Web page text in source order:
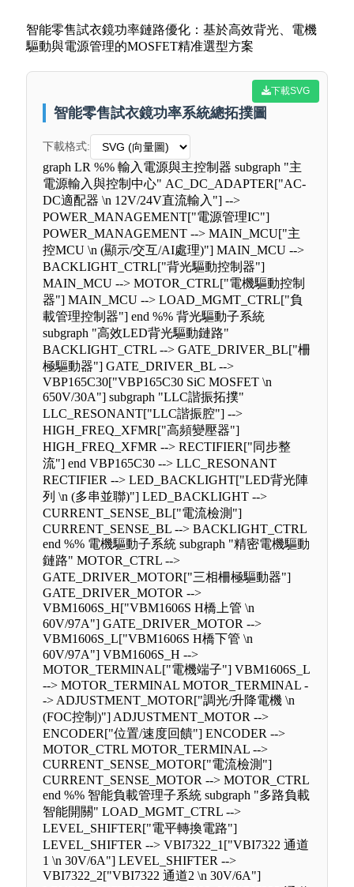
智能零售試衣鏡功率鏈路優化：基於高效背光、電機
驅動與電源管理的MOSFET精准選型方案
下載SVG
智能零售試衣鏡功率系統總拓撲圖
下載格式:
graph LR %% 輸入電源與主控制器 subgraph "主
電源輸入與控制中心" AC_DC_ADAPTER["AC-
DC適配器 \n 12V/24V直流輸入"] -->
POWER_MANAGEMENT["電源管理IC"]
POWER_MANAGEMENT --> MAIN_MCU["主
控MCU \n (顯示/交互/AI處理)"] MAIN_MCU -->
BACKLIGHT_CTRL["背光驅動控制器"]
MAIN_MCU --> MOTOR_CTRL["電機驅動控制
器"] MAIN_MCU --> LOAD_MGMT_CTRL["負
載管理控制器"] end %% 背光驅動子系統
subgraph "高效LED背光驅動鏈路"
BACKLIGHT_CTRL --> GATE_DRIVER_BL["柵
極驅動器"] GATE_DRIVER_BL -->
VBP165C30["VBP165C30 SiC MOSFET \n
650V/30A"] subgraph "LLC諧振拓撲"
LLC_RESONANT["LLC諧振腔"] -->
HIGH_FREQ_XFMR["高頻變壓器"]
HIGH_FREQ_XFMR --> RECTIFIER["同步整
流"] end VBP165C30 --> LLC_RESONANT
RECTIFIER --> LED_BACKLIGHT["LED背光陣
列 \n (多串並聯)"] LED_BACKLIGHT -->
CURRENT_SENSE_BL["電流檢測"]
CURRENT_SENSE_BL --> BACKLIGHT_CTRL
end %% 電機驅動子系統 subgraph "精密電機驅動
鏈路" MOTOR_CTRL -->
GATE_DRIVER_MOTOR["三相柵極驅動器"]
GATE_DRIVER_MOTOR -->
VBM1606S_H["VBM1606S H橋上管 \n
60V/97A"] GATE_DRIVER_MOTOR -->
VBM1606S_L["VBM1606S H橋下管 \n
60V/97A"] VBM1606S_H -->
MOTOR_TERMINAL["電機端子"] VBM1606S_L
--> MOTOR_TERMINAL MOTOR_TERMINAL -
-> ADJUSTMENT_MOTOR["調光/升降電機 \n
(FOC控制)"] ADJUSTMENT_MOTOR -->
ENCODER["位置/速度回饋"] ENCODER -->
MOTOR_CTRL MOTOR_TERMINAL -->
CURRENT_SENSE_MOTOR["電流檢測"]
CURRENT_SENSE_MOTOR --> MOTOR_CTRL
end %% 智能負載管理子系統 subgraph "多路負載
智能開關" LOAD_MGMT_CTRL -->
LEVEL_SHIFTER["電平轉換電路"]
LEVEL_SHIFTER --> VBI7322_1["VBI7322 通道
1 \n 30V/6A"] LEVEL_SHIFTER -->
VBI7322_2["VBI7322 通道2 \n 30V/6A"]